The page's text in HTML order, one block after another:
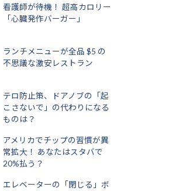
看護師が待機！ 超高カロリー
「心臓発作バーガー」
ランチメニューが全品 $5 の
不思議な激安レストラン
テロ防止策、ドアノブの「起
こさないで」の代わりになる
ものは？
アメリカでチップの習慣が異
常拡大！ あなたはスタバで
20%払う？
エレベーターの「閉じる」ボ